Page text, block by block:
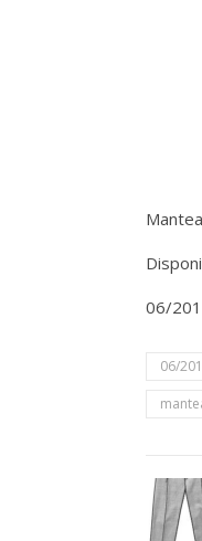
06/
06/